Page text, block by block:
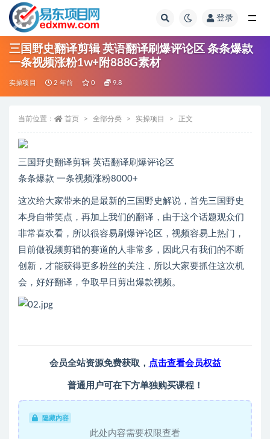
登录
三国野史翻译剪辑 英语翻译刷爆评论区 条条爆款
一条视频涨粉1w+附888G素材
实操项目 2 年前 0 9.8
当前位置： 首页 全部分类 实操项目 正文
三国野史翻译剪辑 英语翻译刷爆评论区
条条爆款 一条视频涨粉8000+
这次给大家带来的是最新的三国野史解说，首先三国野史
本身自带笑点，再加上我们的翻译，由于这个话题观众们
非常喜欢看，所以很容易刷爆评论区，视频容易上热门，
目前做视频剪辑的赛道的人非常多，因此只有我们的不断
创新，才能获得更多粉丝的关注，所以大家要抓住这次机
会，好好翻译，争取早日剪出爆款视频。
会员全站资源免费获取， 点击查看会员权益
普通用户可在下方单独购买课程！
隐藏内容
此处内容需要权限查看